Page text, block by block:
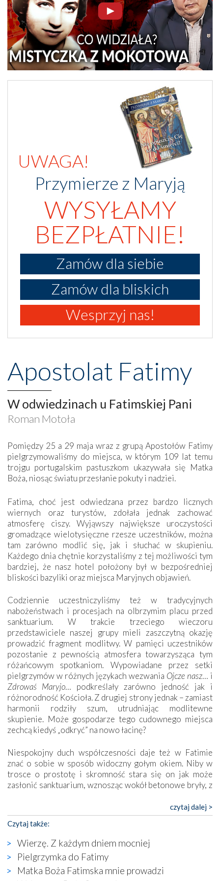
UWAGA!
Przymierze z Maryją
WYSYŁAMY
BEZPŁATNIE!
Zamów dla siebie
Zamów dla bliskich
Wesprzyj nas!
Apostolat Fatimy
W odwiedzinach u Fatimskiej Pani
Roman Motoła
Pomiędzy 25 a 29 maja wraz z grupą Apostołów Fatimy
pielgrzymowaliśmy do miejsca, w którym 109 lat temu
trojgu portugalskim pastuszkom ukazywała się Matka
Boża, niosąc światu przesłanie pokuty i nadziei.
Fatima, choć jest odwiedzana przez bardzo licznych
wiernych oraz turystów, zdołała jednak zachować
atmosferę ciszy. Wyjąwszy największe uroczystości
gromadzące wielotysięczne rzesze uczestników, można
tam zarówno modlić się, jak i słuchać w skupieniu.
Każdego dnia chętnie korzystaliśmy z tej możliwości tym
bardziej, że nasz hotel położony był w bezpośredniej
bliskości bazyliki oraz miejsca Maryjnych objawień.
Codziennie uczestniczyliśmy też w tradycyjnych
nabożeństwach i procesjach na olbrzymim placu przed
sanktuarium. W trakcie trzeciego wieczoru
przedstawiciele naszej grupy mieli zaszczytną okazję
prowadzić fragment modlitwy. W pamięci uczestników
pozostanie z pewnością atmosfera towarzysząca tym
różańcowym spotkaniom. Wypowiadane przez setki
pielgrzymów w różnych językach wezwania Ojcze nasz… i
Zdrowaś Maryjo… podkreślały zarówno jedność jak i
różnorodność Kościoła. Z drugiej strony jednak – zamiast
harmonii rodziły szum, utrudniając modlitewne
skupienie. Może gospodarze tego cudownego miejsca
zechcą kiedyś „odkryć” na nowo łacinę?
Niespokojny duch współczesności daje też w Fatimie
znać o sobie w sposób widoczny gołym okiem. Niby w
trosce o prostotę i skromność stara się on jak może
zasłonić sanktuarium, wznosząc wokół betonowe bryły, z
katolickiego kultu. Tylko co wspólnego z żywą,
autentyczną wiarą mogą mieć płaskie, szare bunkry albo
kaplice, w których Tabernakulum przypomina bardziej
skrzynkę na narzędzia? Albo co powiedzieć o ustawionym
tuż przy nowej bazylice wielkim krzyżu, na którym
zamiast Chrystusa umieszczono dziwaczną postać jakby
wyjętą ze starożytnych hieroglifów? W kulturowym
czytaj dalej >
Czytaj także:
Wierzę. Z każdym dniem mocniej
Pielgrzymka do Fatimy
Matka Boża Fatimska mnie prowadzi